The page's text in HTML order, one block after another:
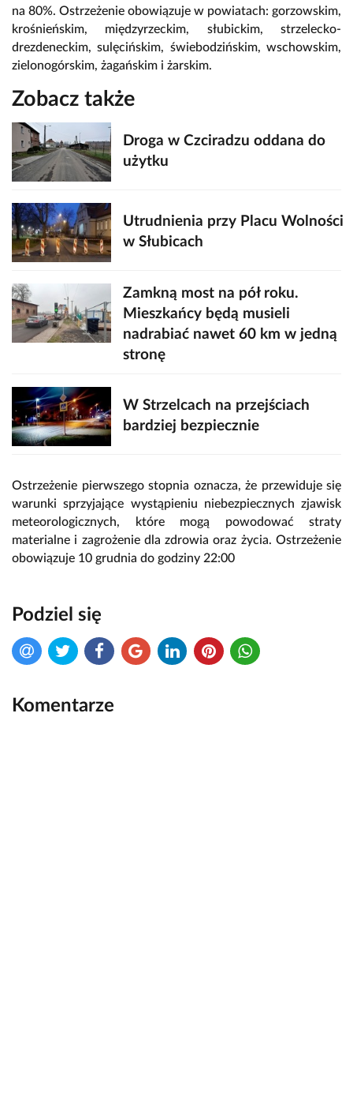
na 80%. Ostrzeżenie obowiązuje w powiatach: gorzowskim,
krośnieńskim, międzyrzeckim, słubickim, strzelecko-
drezdeneckim, sulęcińskim, świebodzińskim, wschowskim,
zielonogórskim, żagańskim i żarskim.
Zobacz także
Droga w Czciradzu oddana do
użytku
Utrudnienia przy Placu Wolności
w Słubicach
Zamkną most na pół roku.
Mieszkańcy będą musieli
nadrabiać nawet 60 km w jedną
stronę
W Strzelcach na przejściach
bardziej bezpiecznie
Ostrzeżenie pierwszego stopnia oznacza, że przewiduje się
warunki sprzyjające wystąpieniu niebezpiecznych zjawisk
meteorologicznych, które mogą powodować straty
materialne i zagrożenie dla zdrowia oraz życia. Ostrzeżenie
obowiązuje 10 grudnia do godziny 22:00
Podziel się
Komentarze